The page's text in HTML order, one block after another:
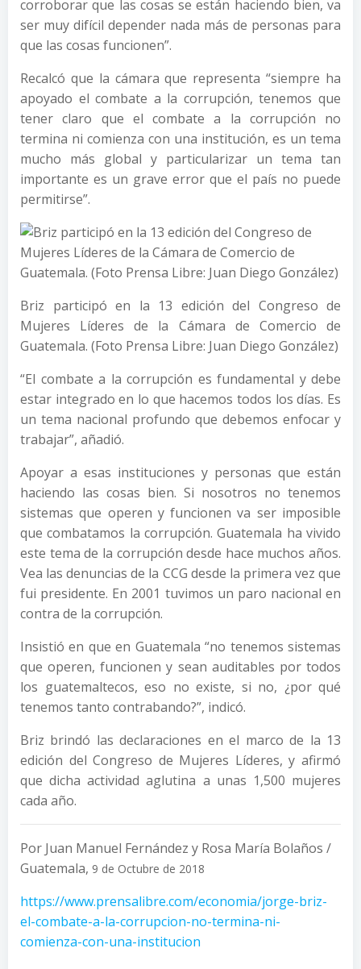
corroborar que las cosas se están haciendo bien, va
ser muy difícil depender nada más de personas para
que las cosas funcionen”.
Recalcó que la cámara que representa “siempre ha
apoyado el combate a la corrupción, tenemos que
tener claro que el combate a la corrupción no
termina ni comienza con una institución, es un tema
mucho más global y particularizar un tema tan
importante es un grave error que el país no puede
permitirse”.
Briz participó en la 13 edición del Congreso de
Mujeres Líderes de la Cámara de Comercio de
Guatemala. (Foto Prensa Libre: Juan Diego González)
“El combate a la corrupción es fundamental y debe
estar integrado en lo que hacemos todos los días. Es
un tema nacional profundo que debemos enfocar y
trabajar”, añadió.
Apoyar a esas instituciones y personas que están
haciendo las cosas bien. Si nosotros no tenemos
sistemas que operen y funcionen va ser imposible
que combatamos la corrupción. Guatemala ha vivido
este tema de la corrupción desde hace muchos años.
Vea las denuncias de la CCG desde la primera vez que
fui presidente. En 2001 tuvimos un paro nacional en
contra de la corrupción.
Insistió en que en Guatemala “no tenemos sistemas
que operen, funcionen y sean auditables por todos
los guatemaltecos, eso no existe, si no, ¿por qué
tenemos tanto contrabando?”, indicó.
Briz brindó las declaraciones en el marco de la 13
edición del Congreso de Mujeres Líderes, y afirmó
que dicha actividad aglutina a unas 1,500 mujeres
cada año.
Por Juan Manuel Fernández y Rosa María Bolaños /
Guatemala, 9 de Octubre de 2018
https://www.prensalibre.com/economia/jorge-briz-
el-combate-a-la-corrupcion-no-termina-ni-
comienza-con-una-institucion